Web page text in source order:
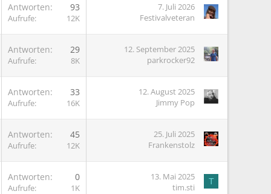
Antworten 93
Aufrufe 12K
7. Juli 2026
Festivalveteran
Antworten 29
Aufrufe 8K
12. September 2025
parkrocker92
Antworten 33
Aufrufe 16K
12. August 2025
Jimmy Pop
Antworten 45
Aufrufe 12K
25. Juli 2025
Frankenstolz
Antworten 0
Aufrufe 1K
13. Mai 2025
tim.sti
T